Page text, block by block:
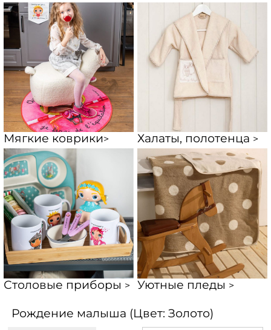
Мягкие коврики> Халаты, полотенца >
Столовые приборы > Уютные пледы >
Рождение малыша (Цвет: Золото)